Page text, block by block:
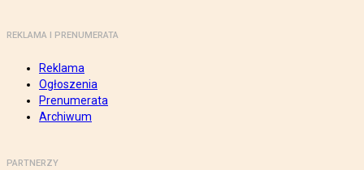
REKLAMA I PRENUMERATA
Reklama
Ogłoszenia
Prenumerata
Archiwum
PARTNERZY